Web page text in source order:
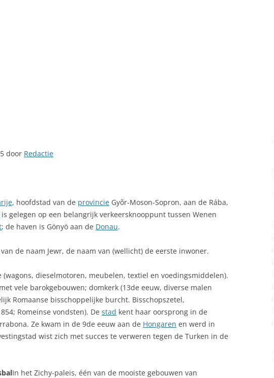
door Redactie
, hoofdstad van de provincie Gyõr-Moson-Sopron, aan de Rába,
is gelegen op een belangrijk verkeersknooppunt tussen Wenen
; de haven is Gönyö aan de Donau.
de naam Jewr, de naam van (wellicht) de eerste inwoner.
dieselmotoren, meubelen, textiel en voedingsmiddelen).
vele barokgebouwen; domkerk (13de eeuw, diverse malen
Romaanse bisschoppelijke burcht. Bisschopszetel,
Romeinse vondsten). De stad kent haar oorsprong in de
Ze kwam in de 9de eeuw aan de Hongaren en werd in
wist zich met succes te verweren tegen de Turken in de
In het Zichy-paleis, één van de mooiste gebouwen van